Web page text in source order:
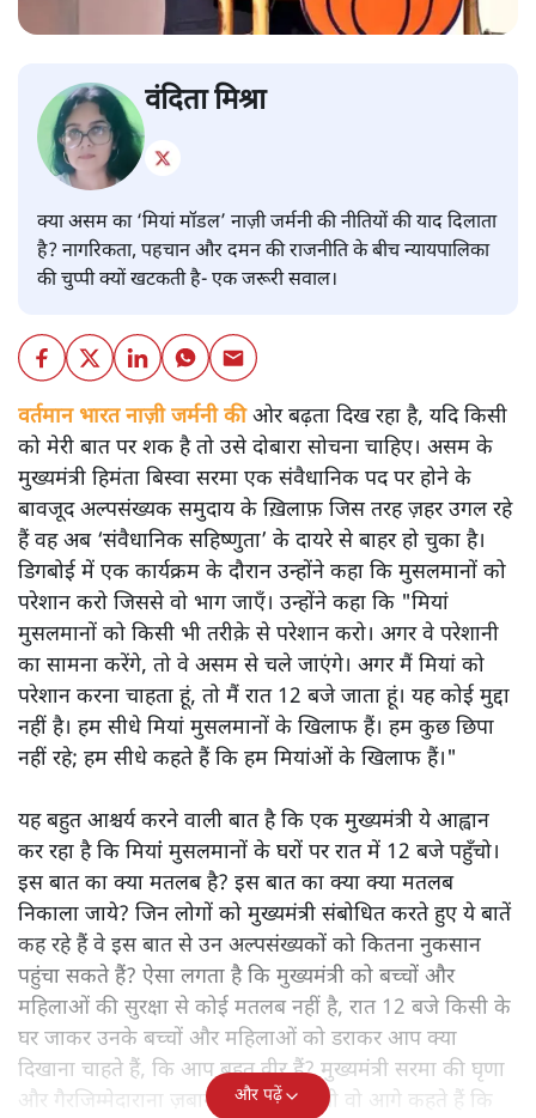
वंदिता मिश्रा
क्या असम का ‘मियां मॉडल’ नाज़ी जर्मनी की नीतियों की याद दिलाता
है? नागरिकता, पहचान और दमन की राजनीति के बीच न्यायपालिका
की चुप्पी क्यों खटकती है- एक जरूरी सवाल।
वर्तमान भारत नाज़ी जर्मनी कीओर बढ़ता दिख रहा है, यदि किसी
को मेरी बात पर शक है तो उसे दोबारा सोचना चाहिए। असम के
मुख्यमंत्री हिमंता बिस्वा सरमा एक संवैधानिक पद पर होने के
बावजूद अल्पसंख्यक समुदाय के ख़िलाफ़ जिस तरह ज़हर उगल रहे
हैं वह अब ‘संवैधानिक सहिष्णुता’ के दायरे से बाहर हो चुका है।
डिगबोई में एक कार्यक्रम के दौरान उन्होंने कहा कि मुसलमानों को
परेशान करो जिससे वो भाग जाएँ। उन्होंने कहा कि "मियां
मुसलमानों को किसी भी तरीक़े से परेशान करो। अगर वे परेशानी
का सामना करेंगे, तो वे असम से चले जाएंगे। अगर मैं मियां को
परेशान करना चाहता हूं, तो मैं रात 12 बजे जाता हूं। यह कोई मुद्दा
नहीं है। हम सीधे मियां मुसलमानों के खिलाफ हैं। हम कुछ छिपा
नहीं रहे; हम सीधे कहते हैं कि हम मियांओं के खिलाफ हैं।"
यह बहुत आश्चर्य करने वाली बात है कि एक मुख्यमंत्री ये आह्वान
कर रहा है कि मियांं मुसलमानों के घरों पर रात में 12 बजे पहुँचो।
इस बात का क्या मतलब है? इस बात का क्या क्या मतलब
निकाला जाये? जिन लोगों को मुख्यमंत्री संबोधित करते हुए ये बातें
कह रहे हैं वे इस बात से उन अल्पसंख्यकों को कितना नुकसान
पहुंचा सकते हैं? ऐसा लगता है कि मुख्यमंत्री को बच्चों और
महिलाओं की सुरक्षा से कोई मतलब नहीं है, रात 12 बजे किसी के
घर जाकर उनके बच्चों और महिलाओं को डराकर आप क्या
दिखाना चाहते हैं, कि आप बहुत वीर हैं? मुख्यमंत्री सरमा की घृणा
और गैरजिम्मेदाराना ज़बान यहीं नहीं रुकती वो आगे कहते हैं कि
और पढ़ें